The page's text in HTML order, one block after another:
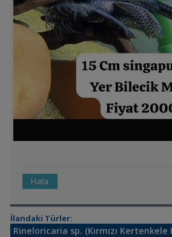
Hata
Var
İlandaki Türler:
Rineloricaria sp. (Kırmızı Kertenkele